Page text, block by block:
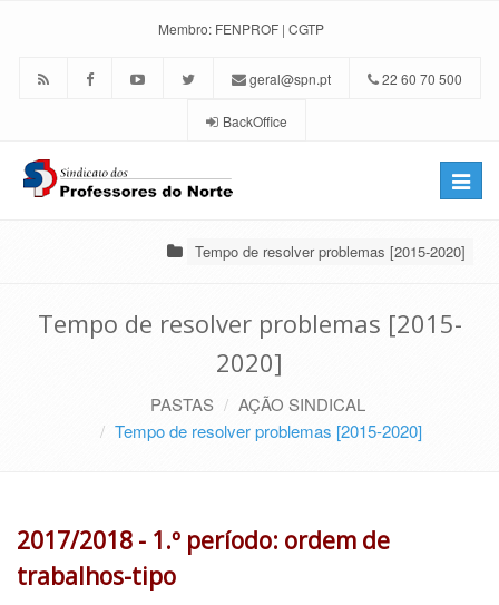
Membro: FENPROF | CGTP
geral@spn.pt 22 60 70 500
BackOffice
Toggle
Tempo de resolver problemas [2015-2020]
Tempo de resolver problemas [2015-
2020]
PASTAS
AÇÃO SINDICAL
Tempo de resolver problemas [2015-2020]
2017/2018 - 1.º período: ordem de
trabalhos-tipo